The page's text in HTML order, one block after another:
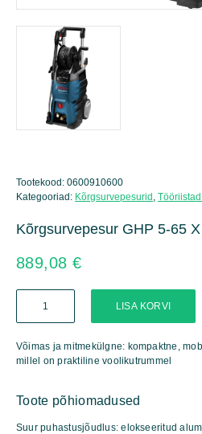
Tootekood: 0600910600
Kategooriad: Kõrgsurvepesurid
Kõrgsurvepesur GHP 5-65
889,08 €
5-
X
Professional
LISA KORVI
Võimas ja mitmekülgne: kompaktne,
millel on praktiline voolikutrummel
Toote põhiomadused
Suur puhastusjõudlus: elokseeritud